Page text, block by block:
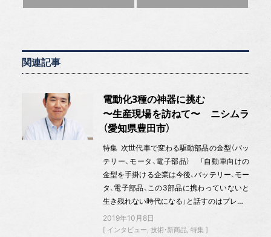
関連記事
電動化3種の神器に挑む
〜生産現場を訪ねて〜 ニシムラ
（愛知県豊田市）
特集 次世代車で変わる駆動部品の金型（バッ
テリー、モータ、電子部品） 「自動車向けの
金型を手掛ける企業は今後、バッテリー、モー
タ、電子部品、この3部品に携わっていないと
生き残れない時代になる」と話すのはプレ…
2019年10月8日
インタビュー 技術・新商品 特集